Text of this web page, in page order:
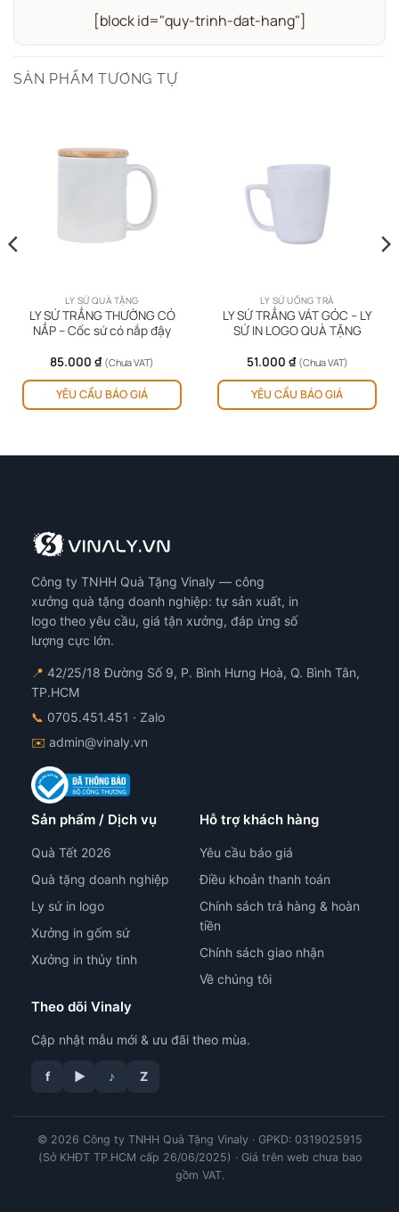
[block id="quy-trinh-dat-hang"]
SẢN PHẨM TƯƠNG TỰ
LY SỨ QUÀ TẶNG
LY SỨ TRẮNG THƯỜNG CÓ
NẮP – Cốc sứ có nắp đậy
85.000 ₫ (Chưa VAT)
YÊU CẦU BÁO GIÁ
LY SỨ UỐNG TRÀ
LY SỨ TRẮNG VÁT GÓC – LY
SỨ IN LOGO QUÀ TẶNG
51.000 ₫ (Chưa VAT)
YÊU CẦU BÁO GIÁ
Công ty TNHH Quà Tặng Vinaly — công
xưởng quà tặng doanh nghiệp: tự sản xuất, in
logo theo yêu cầu, giá tận xưởng, đáp ứng số
lượng cực lớn.
📍 42/25/18 Đường Số 9, P. Bình Hưng Hoà, Q. Bình Tân,
TP.HCM
📞 0705.451.451 · Zalo
✉️ admin@vinaly.vn
Sản phẩm / Dịch vụ
Quà Tết 2026
Quà tặng doanh nghiệp
Ly sứ in logo
Xưởng in gốm sứ
Xưởng in thủy tinh
Hỗ trợ khách hàng
Yêu cầu báo giá
Điều khoản thanh toán
Chính sách trả hàng & hoàn
tiền
Chính sách giao nhận
Về chúng tôi
Theo dõi Vinaly
Cập nhật mẫu mới & ưu đãi theo mùa.
f ▶ ♪ Z
© 2026 Công ty TNHH Quà Tặng Vinaly · GPKD: 0319025915
(Sở KHĐT TP.HCM cấp 26/06/2025) · Giá trên web chưa bao
gồm VAT.